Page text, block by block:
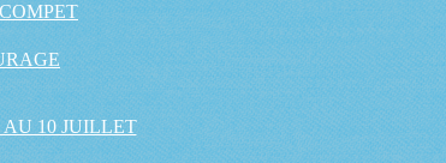
AU 10 JUILLET